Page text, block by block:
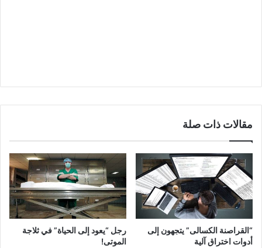
مقالات ذات صلة
“القراصنة الكسالى” يتجهون إلى
أدوات اختراق آلية
رجل “يعود إلى الحياة” في ثلاجة
الموتى!